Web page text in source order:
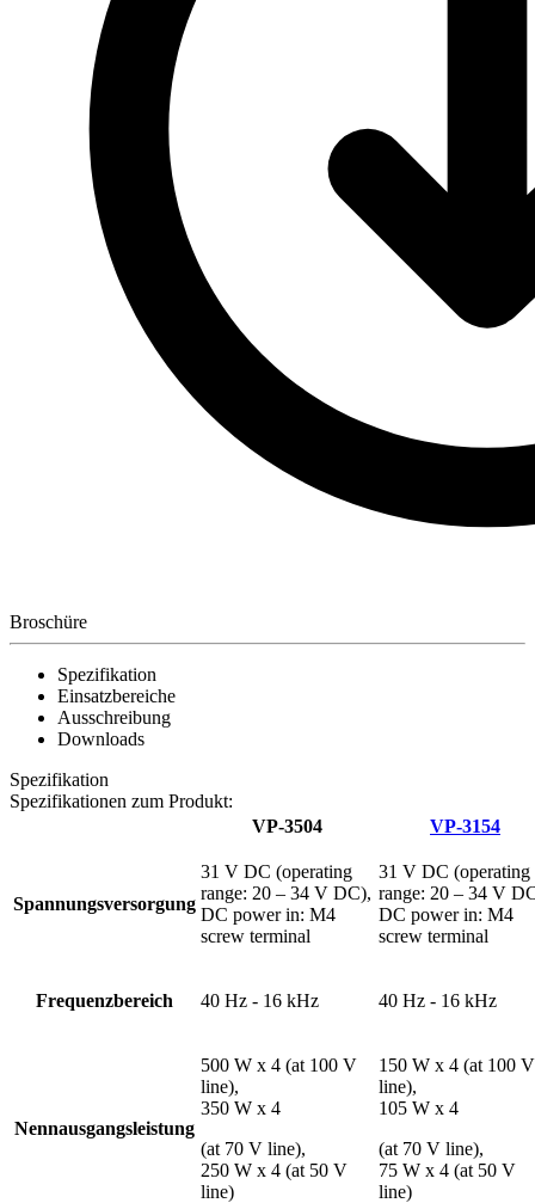
Broschüre
Spezifikation
Einsatzbereiche
Ausschreibung
Downloads
Spezifikation
Spezifikationen zum Produkt:
VP-3504
VP-3154
Spannungsversorgung
31 V DC (operating
range: 20 – 34 V DC),
DC power in: M4
screw terminal
31 V DC (operating
range: 20 – 34 V
DC power in: M4
screw terminal
Frequenzbereich 40 Hz - 16 kHz 40 Hz - 16 kHz
Nennausgangsleistung
500 W x 4 (at 100 V
line),
350 W x 4
(at 70 V line),
250 W x 4 (at 50 V
line)
150 W x 4 (at 100 V
line),
105 W x 4
(at 70 V line),
75 W x 4 (at 50 V
line)